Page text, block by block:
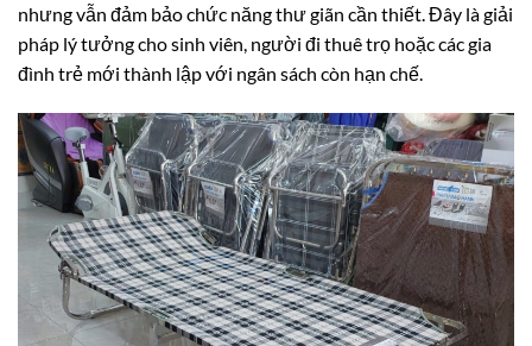
nhưng vẫn đảm bảo chức năng thư giãn cần thiết. Đây là giải
pháp lý tưởng cho sinh viên, người đi thuê trọ hoặc các gia
đình trẻ mới thành lập với ngân sách còn hạn chế.